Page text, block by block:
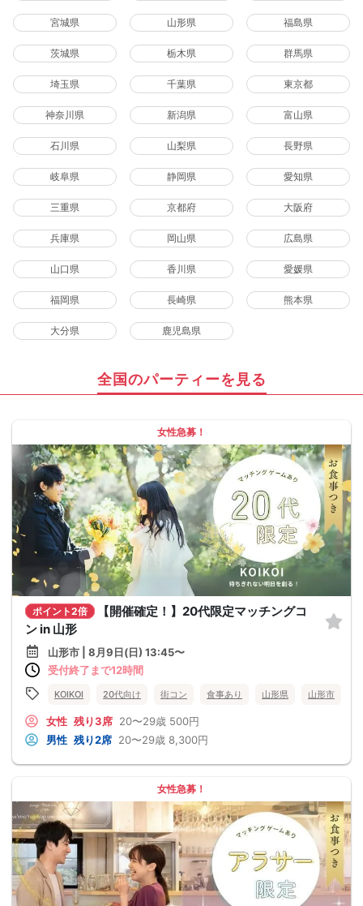
宮城県 山形県 福島県
茨城県 栃木県 群馬県
埼玉県 千葉県 東京都
神奈川県 新潟県 富山県
石川県 山梨県 長野県
岐阜県 静岡県 愛知県
三重県 京都府 大阪府
兵庫県 岡山県 広島県
山口県 香川県 愛媛県
福岡県 長崎県 熊本県
大分県 鹿児島県
全国のパーティーを見る
女性急募！
ポイント2倍
【開催確定！】20代限定マッチングコ
ン in 山形
山形市 | 8月9日(日) 13:45〜
受付終了まで12時間
KOIKOI 20代向け 街コン 食事あり 山形県 山形市
女性 残り3席 20〜29歳 500円
男性 残り2席 20〜29歳 8,300円
女性急募！